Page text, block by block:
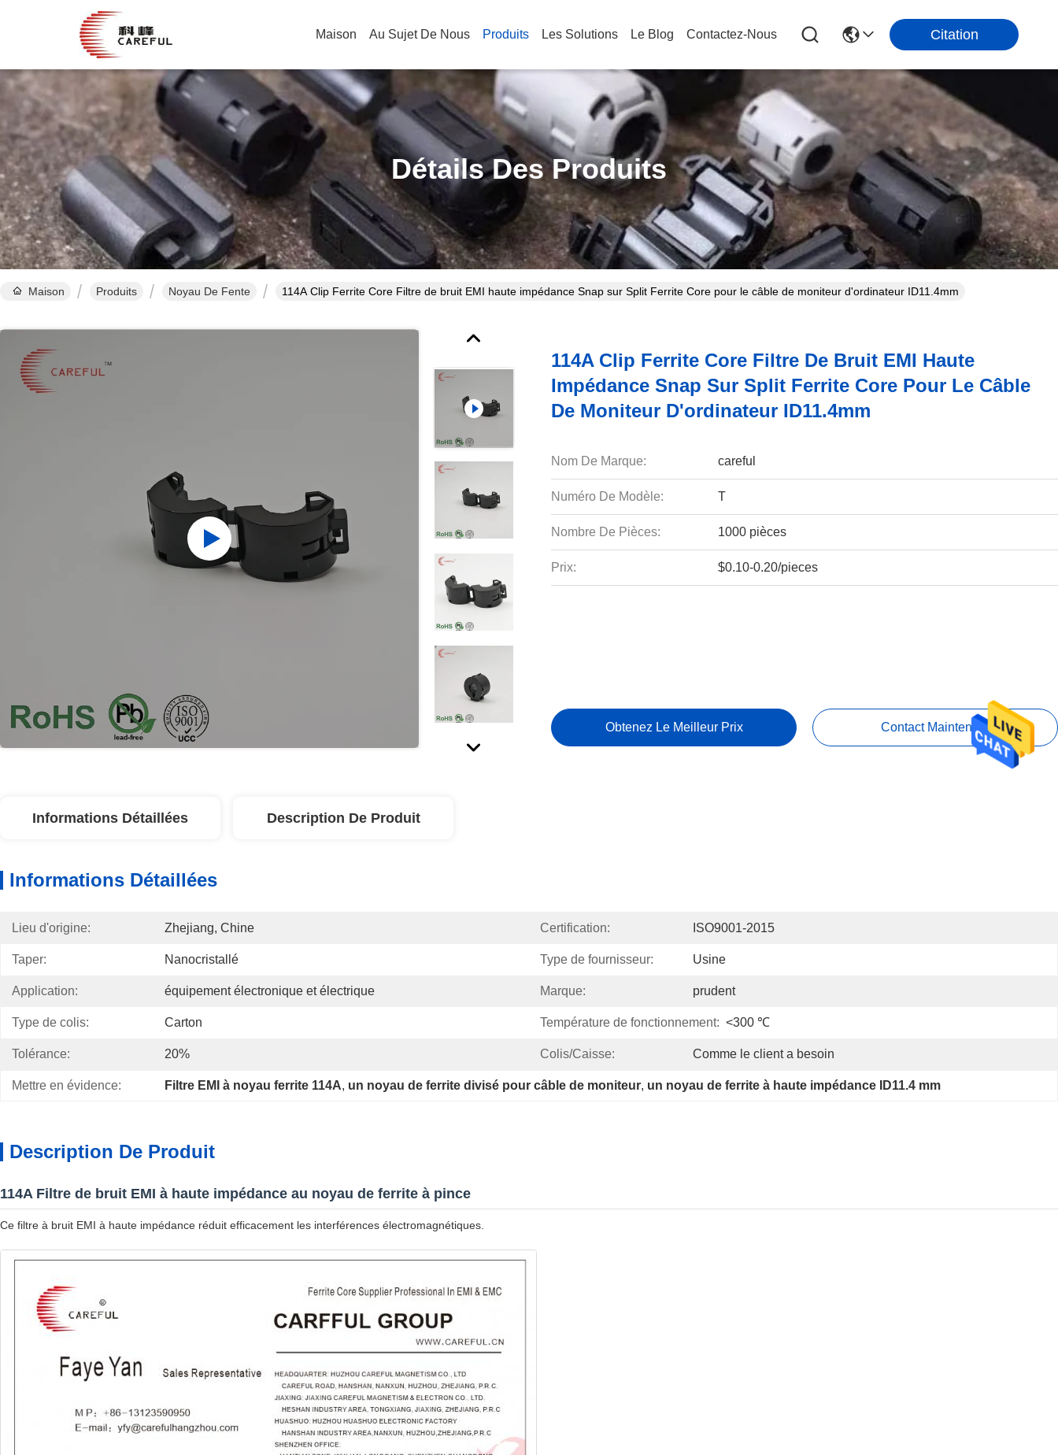
Maison Au Sujet De Nous Produits Les Solutions Le Blog Contactez-Nous Citation
Détails Des Produits
Maison Produits Noyau De Fente 114A Clip Ferrite Core Filtre de bruit EMI haute impédance Snap sur Split Ferrite Core pour le câble de moniteur d'ordinateur ID11.4mm
114A Clip Ferrite Core Filtre De Bruit EMI Haute
Impédance Snap Sur Split Ferrite Core Pour Le Câble
De Moniteur D'ordinateur ID11.4mm
Nom De Marque: careful
Numéro De Modèle: T
Nombre De Pièces: 1000 pièces
Prix: $0.10-0.20/pieces
Obtenez Le Meilleur Prix Contact Maintenant
Informations Détaillées Description De Produit
Informations Détaillées
Lieu d'origine: Zhejiang, Chine Certification: ISO9001-2015
Taper: Nanocristallé Type de fournisseur: Usine
Application: équipement électronique et électrique Marque: prudent
Type de colis: Carton Température de fonctionnement: <300 ℃
Tolérance: 20% Colis/Caisse: Comme le client a besoin
Mettre en évidence: Filtre EMI à noyau ferrite 114A, un noyau de ferrite divisé pour câble de moniteur, un noyau de ferrite à haute impédance ID11.4 mm
Description De Produit
114A Filtre de bruit EMI à haute impédance au noyau de ferrite à pince
Ce filtre à bruit EMI à haute impédance réduit efficacement les interférences électromagnétiques.